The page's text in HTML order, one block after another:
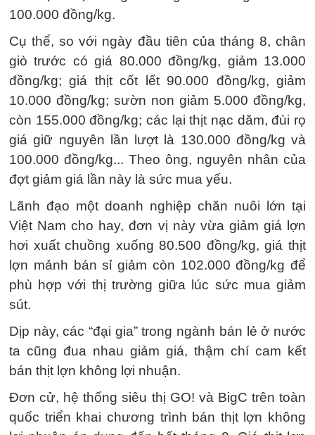
100.000 đồng/kg.
Cụ thể, so với ngày đầu tiên của tháng 8, chân
giò trước có giá 80.000 đồng/kg, giảm 13.000
đồng/kg; giá thịt cốt lết 90.000 đồng/kg, giảm
10.000 đồng/kg; sườn non giảm 5.000 đồng/kg,
còn 155.000 đồng/kg; các lại thịt nạc dăm, đùi rọ
giá giữ nguyên lần lượt là 130.000 đồng/kg và
100.000 đồng/kg... Theo ông, nguyên nhân của
đợt giảm giá lần này là sức mua yếu.
Lãnh đạo một doanh nghiệp chăn nuôi lớn tại
Việt Nam cho hay, đơn vị này vừa giảm giá lợn
hơi xuất chuồng xuống 80.500 đồng/kg, giá thịt
lợn mảnh bán sỉ giảm còn 102.000 đồng/kg để
phù hợp với thị trường giữa lúc sức mua giảm
sút.
Dịp này, các “đại gia” trong ngành bán lẻ ở nước
ta cũng đua nhau giảm giá, thậm chí cam kết
bán thịt lợn không lợi nhuận.
Đơn cử, hệ thống siêu thị GO! và BigC trên toàn
quốc triển khai chương trình bán thịt lợn không